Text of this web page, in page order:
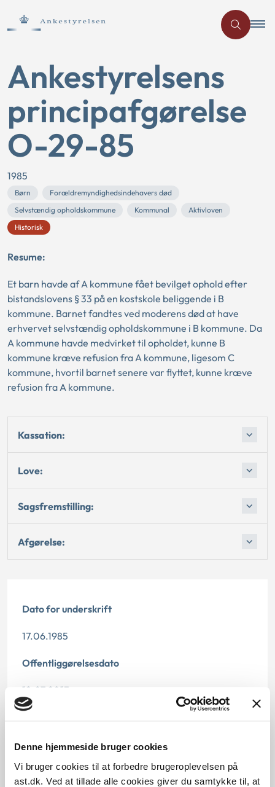
Denne hjemmeside bruger cookies
Vi bruger cookies til at forbedre brugeroplevelsen på
ast.dk. Ved at tillade alle cookies giver du samtykke til, at
Ankestyrelsens
principafgørelse
O-29-85
1985
Børn
Forældremyndighedsindehavers død
Selvstændig opholdskommune
Kommunal
Aktivloven
Historisk
Resume:
Et barn havde af A kommune fået bevilget ophold efter
bistandslovens § 33 på en kostskole beliggende i B
kommune. Barnet fandtes ved moderens død at have
erhvervet selvstændig opholdskommune i B kommune. Da
A kommune havde medvirket til opholdet, kunne B
kommune kræve refusion fra A kommune, ligesom C
kommune, hvortil barnet senere var flyttet, kunne kræve
refusion fra A kommune.
Kassation:
Love:
Sagsfremstilling:
Afgørelse:
Dato for underskrift
17.06.1985
Offentliggørelsesdato
12.07.2013
§ 33 § 46 § 11 § 10
Journalnummer